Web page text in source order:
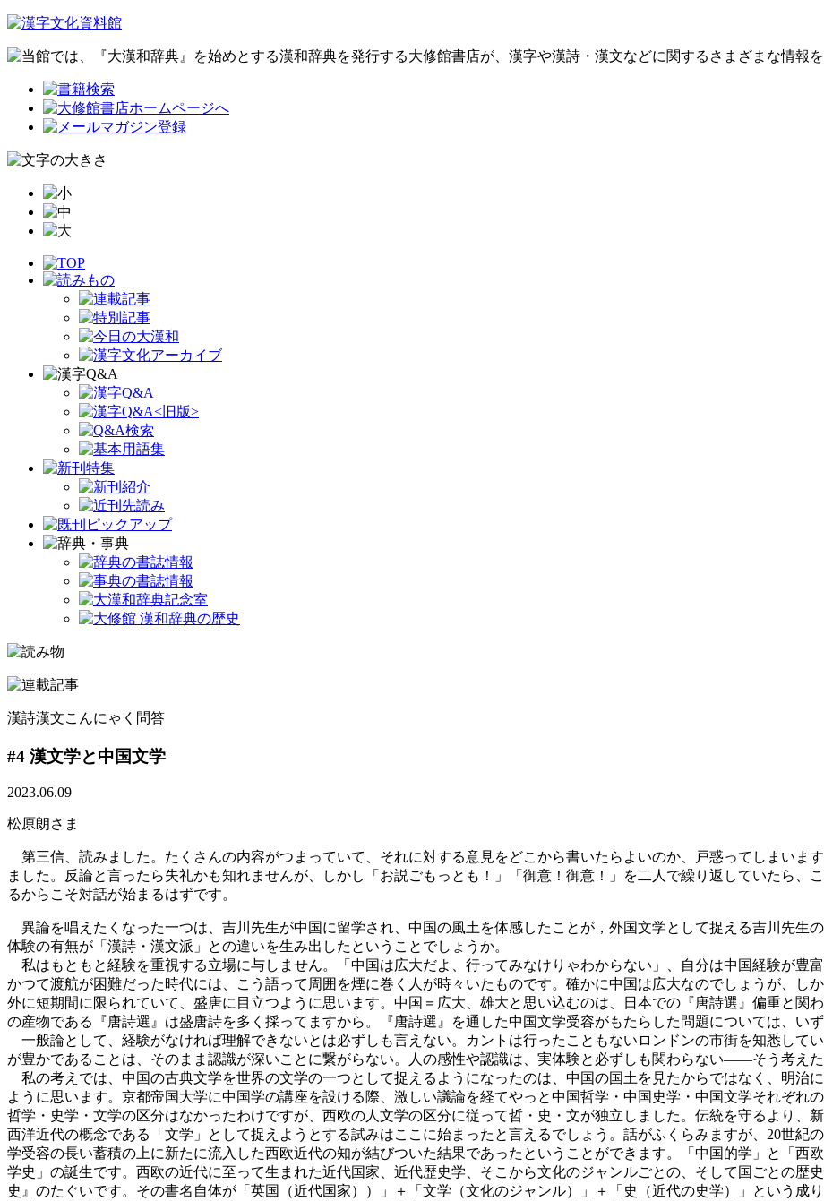
漢詩漢文こんにゃく問答
#4 漢文学と中国文学
2023.06.09
松原朗さま
第三信、読みました。たくさんの内容がつまっていて、それに対する意見をどこから書いたらよいのか、戸惑ってしまいま
ました。反論と言ったら失礼かも知れませんが、しかし「お説ごもっとも！」「御意！御意！」を二人で繰り返していたら、
るからこそ対話が始まるはずです。
異論を唱えたくなった一つは、吉川先生が中国に留学され、中国の風土を体感したことが，外国文学として捉える吉川先生
体験の有無が「漢詩・漢文派」との違いを生み出したということでしょうか。
私はもともと経験を重視する立場に与しません。「中国は広大だよ、行ってみなけりゃわからない」、自分は中国経験が
かつて渡航が困難だった時代には、こう語って周囲を煙に巻く人が時々いたものです。確かに中国は広大なのでしょうが、し
外に短期間に限られていて、盛唐に目立つように思います。中国＝広大、雄大と思い込むのは、日本での『唐詩選』偏重と関
の産物である『唐詩選』は盛唐詩を多く採ってますから。『唐詩選』を通した中国文学受容がもたらした問題については、い
一般論として、経験がなければ理解できないとは必ずしも言えない。カントは行ったこともないロンドンの市街を知悉して
が豊かであることは、そのまま認識が深いことに繋がらない。人の感性や認識は、実体験と必ずしも関わらない――そう考え
私の考えでは、中国の古典文学を世界の文学の一つとして捉えるようになったのは、中国の国土を見たからではなく、明治
ように思います。京都帝国大学に中国学の講座を設ける際、激しい議論を経てやっと中国哲学・中国史学・中国文学それぞれ
哲学・史学・文学の区分はなかったわけですが、西欧の人文学の区分に従って哲・史・文が独立しました。伝統を守るより、
西洋近代の概念である「文学」として捉えようとする試みはここに始まったと言えるでしょう。話がふくらみますが、20世紀
学受容の長い蓄積の上に新たに流入した西欧近代の知が結びついた結果であったということができます。「中国的学」と「西
学史」の誕生です。西欧の近代に至って生まれた近代国家、近代歴史学、そこから文化のジャンルごとの、そして国ごとの歴
史』のたぐいです。その書名自体が「英国（近代国家））」＋「文学（文化のジャンル）」＋「史（近代の史学）」という成